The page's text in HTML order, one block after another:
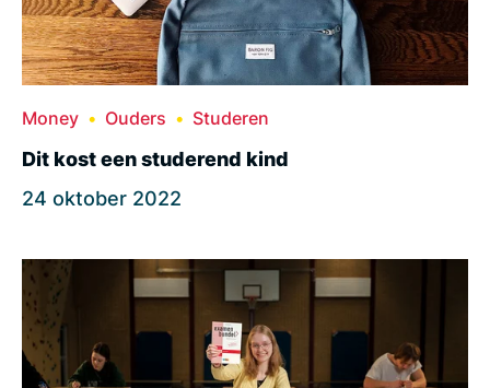
Money Ouders Studeren
Dit kost een studerend kind
24 oktober 2022